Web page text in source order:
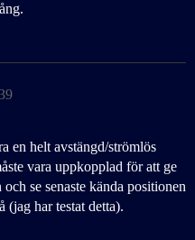
en helt avstängd/strömlös
vara uppkopplad för att ge
se senaste kända positionen
(jag har testat detta).